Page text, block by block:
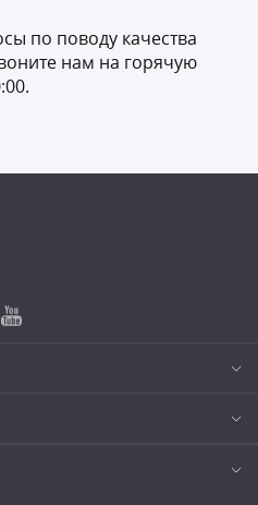
по поводу качества
нам на горячую